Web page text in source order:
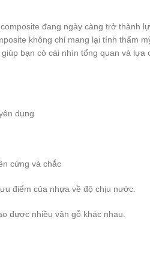
đang ngày càng trở
không chỉ mang lại tính thẩm
bạn có cái nhìn tổng quan và
dụng
cứng và chắc
điểm của nhựa về độ chịu nước.
được nhiều vân gỗ khác nhau.